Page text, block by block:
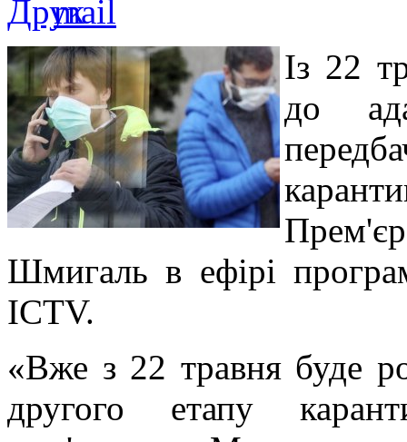
Із 22
до
Шмигаль в ефірі
ICTV.
«Вже з 22 травня буде
другого етапу